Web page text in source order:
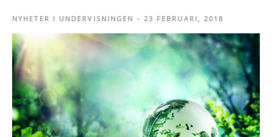
NYHETER I UNDERVISNINGEN - 23 FEBRUARI, 2018